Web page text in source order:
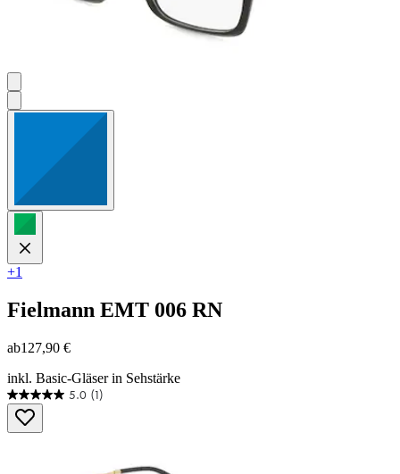
+1
Fielmann EMT 006 RN
ab127,90 €
inkl. Basic-Gläser in Sehstärke
5.0 (1)
5.0
von
5